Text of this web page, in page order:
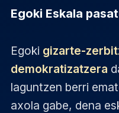
Egoki Eskala
Egoki gizarte-
demokratizatzera
laguntzen berri
axola gabe, dena